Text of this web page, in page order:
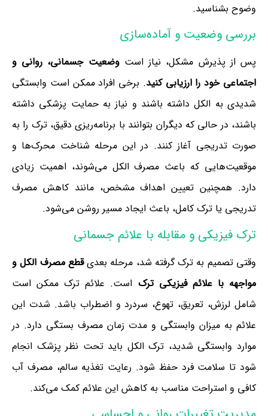
وضوح بشناسید.
بررسی وضعیت و آماده‌سازی
پس از پذیرش مشکل، نیاز استوضعیت جسمانی، روانی و
اجتماعی خود را ارزیابی کنید. برخی افراد ممکن است وابستگی
شدیدی به الکل داشته باشند و نیاز به حمایت پزشکی داشته
باشند، در حالی که دیگران بتوانند با برنامه‌ریزی دقیق، ترک را به
صورت تدریجی آغاز کنند. در این مرحله شناخت محرک‌ها و
موقعیت‌هایی که باعث مصرف الکل می‌شوند، اهمیت زیادی
دارد. همچنین تعیین اهداف مشخص، مانند کاهش مصرف
تدریجی یا ترک کامل، باعث ایجاد مسیر روشن می‌شود.
ترک فیزیکی و مقابله با علائم جسمانی
وقتی تصمیم به ترک گرفته شد، مرحله بعدیقطع مصرف الکل و
مواجهه با علائم فیزیکی ترک است. علائم ترک ممکن است
شامل لرزش، تعریق، تهوع، سردرد و اضطراب باشد. شدت این
علائم به میزان وابستگی و مدت زمان مصرف بستگی دارد. در
موارد وابستگی شدید، ترک الکل باید تحت نظر پزشک انجام
شود تا سلامت فرد حفظ شود. رعایت تغذیه سالم، مصرف آب
کافی و استراحت مناسب به کاهش این علائم کمک می‌کند.